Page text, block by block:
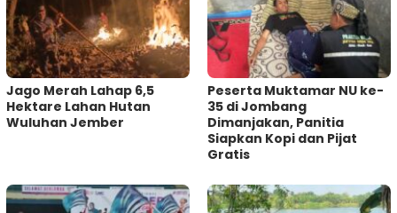
Jago Merah Lahap 6,5
Hektare Lahan Hutan
Wuluhan Jember
Peserta Muktamar NU ke-
35 di Jombang
Dimanjakan, Panitia
Siapkan Kopi dan Pijat
Gratis